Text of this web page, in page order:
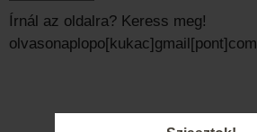
Írnál az oldalra? Keress meg!
olvasonaplopo[kukac]gmail[pont]com